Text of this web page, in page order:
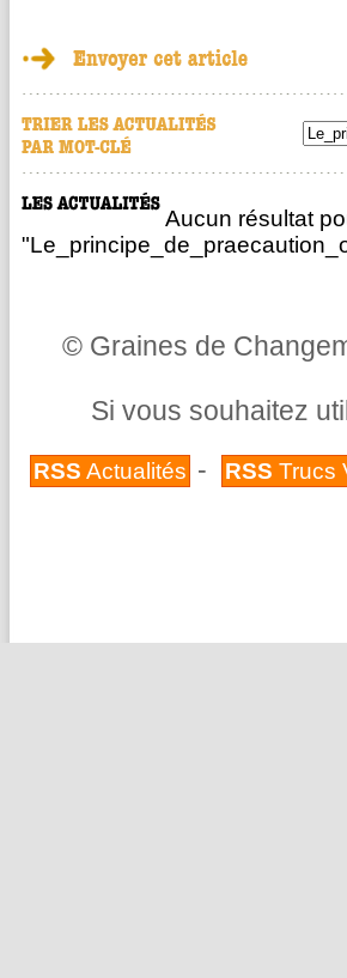
Aucun résultat
© Graines de
Si vous souhaitez
RSS Actualités - RSS Trucs